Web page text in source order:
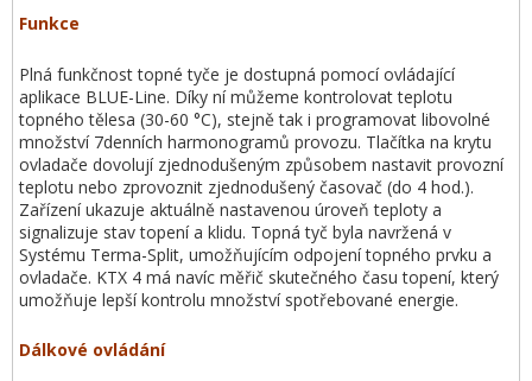
Funkce
Plná funkčnost topné tyče je dostupná pomocí ovládající
aplikace BLUE-Line. Díky ní můžeme kontrolovat teplotu
topného tělesa (30-60 °C), stejně tak i programovat libovolné
množství 7denních harmonogramů provozu. Tlačítka na krytu
ovladače dovolují zjednodušeným způsobem nastavit provozní
teplotu nebo zprovoznit zjednodušený časovač (do 4 hod.).
Zařízení ukazuje aktuálně nastavenou úroveň teploty a
signalizuje stav topení a klidu. Topná tyč byla navržená v
Systému Terma-Split, umožňujícím odpojení topného prvku a
ovladače. KTX 4 má navíc měřič skutečného času topení, který
umožňuje lepší kontrolu množství spotřebované energie.
Dálkové ovládání